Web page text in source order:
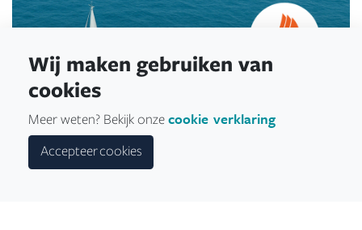
Wij maken gebruiken van
cookies
Meer weten? Bekijk onze cookie verklaring
Accepteer cookies